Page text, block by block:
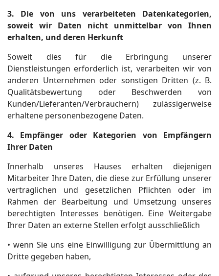
3. Die von uns verarbeiteten Datenkategorien,
soweit wir Daten nicht unmittelbar von Ihnen
erhalten, und deren Herkunft
Soweit dies für die Erbringung unserer
Dienstleistungen erforderlich ist, verarbeiten wir von
anderen Unternehmen oder sonstigen Dritten (z. B.
Qualitätsbewertung oder Beschwerden von
Kunden/Lieferanten/Verbrauchern) zulässigerweise
erhaltene personenbezogene Daten.
4. Empfänger oder Kategorien von Empfängern
Ihrer Daten
Innerhalb unseres Hauses erhalten diejenigen
Mitarbeiter Ihre Daten, die diese zur Erfüllung unserer
vertraglichen und gesetzlichen Pflichten oder im
Rahmen der Bearbeitung und Umsetzung unseres
berechtigten Interesses benötigen. Eine Weitergabe
Ihrer Daten an externe Stellen erfolgt ausschließlich
• wenn Sie uns eine Einwilligung zur Übermittlung an
Dritte gegeben haben,